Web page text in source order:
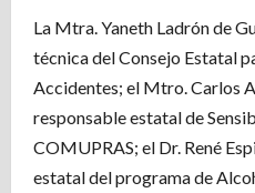
La Mtra. Yaneth Ladrón de
técnica del Consejo Estatal
Accidentes; el Mtro. Carlos
responsable estatal de
COMUPRAS; el Dr. René
estatal del programa de